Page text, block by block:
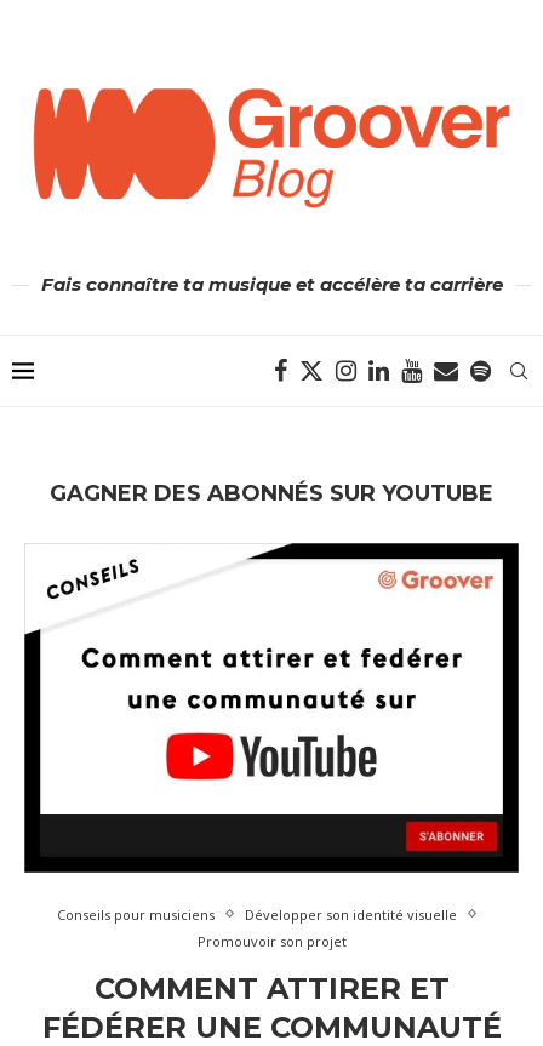
Fais connaître ta musique et accélère ta carrière
GAGNER DES ABONNÉS SUR YOUTUBE
Conseils pour musiciens
Développer son identité visuelle
Promouvoir son projet
COMMENT ATTIRER ET
FÉDÉRER UNE COMMUNAUTÉ